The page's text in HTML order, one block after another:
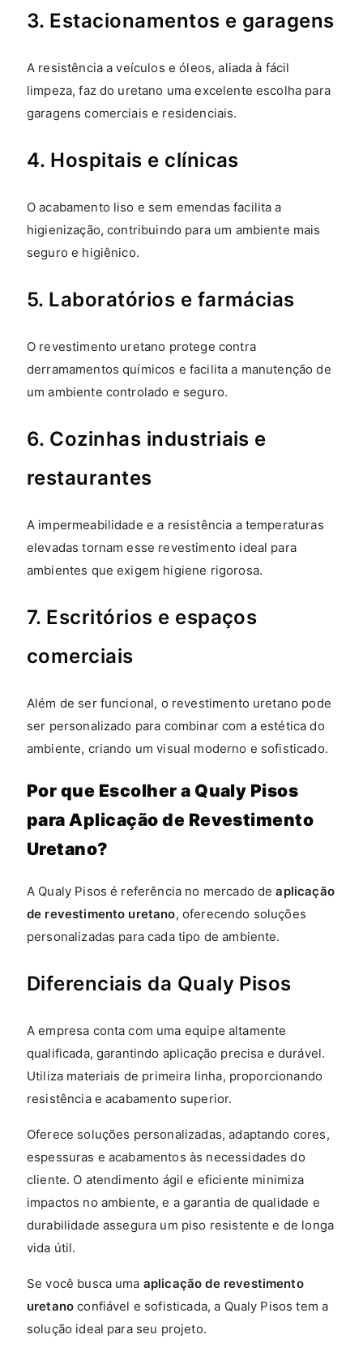
3. Estacionamentos e garagens
A resistência a veículos e óleos, aliada à fácil
limpeza, faz do uretano uma excelente escolha para
garagens comerciais e residenciais.
4. Hospitais e clínicas
O acabamento liso e sem emendas facilita a
higienização, contribuindo para um ambiente mais
seguro e higiênico.
5. Laboratórios e farmácias
O revestimento uretano protege contra
derramamentos químicos e facilita a manutenção de
um ambiente controlado e seguro.
6. Cozinhas industriais e
restaurantes
A impermeabilidade e a resistência a temperaturas
elevadas tornam esse revestimento ideal para
ambientes que exigem higiene rigorosa.
7. Escritórios e espaços
comerciais
Além de ser funcional, o revestimento uretano pode
ser personalizado para combinar com a estética do
ambiente, criando um visual moderno e sofisticado.
Por que Escolher a Qualy Pisos
para Aplicação de Revestimento
Uretano?
A Qualy Pisos é referência no mercado de aplicação
de revestimento uretano, oferecendo soluções
personalizadas para cada tipo de ambiente.
Diferenciais da Qualy Pisos
A empresa conta com uma equipe altamente
qualificada, garantindo aplicação precisa e durável.
Utiliza materiais de primeira linha, proporcionando
resistência e acabamento superior.
Oferece soluções personalizadas, adaptando cores,
espessuras e acabamentos às necessidades do
cliente. O atendimento ágil e eficiente minimiza
impactos no ambiente, e a garantia de qualidade e
durabilidade assegura um piso resistente e de longa
vida útil.
Se você busca uma aplicação de revestimento
uretano confiável e sofisticada, a Qualy Pisos tem a
solução ideal para seu projeto.